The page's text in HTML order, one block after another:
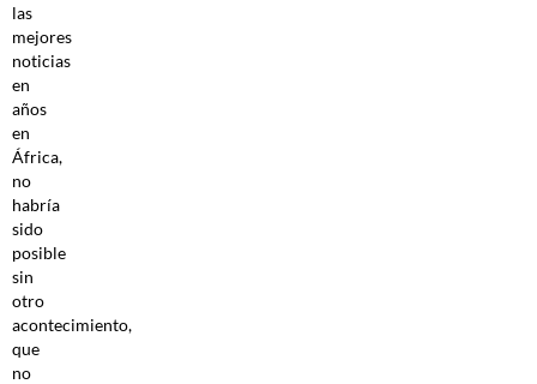
las
mejores
noticias
en
años
en
África,
no
habría
sido
posible
sin
otro
acontecimiento,
que
no